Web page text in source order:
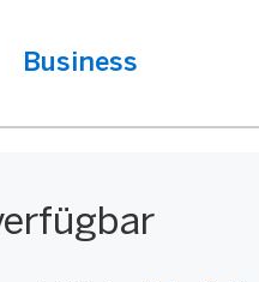
Business